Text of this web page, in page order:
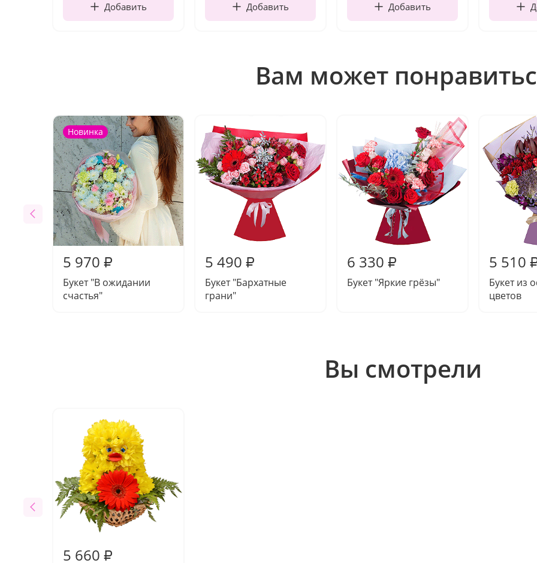
Добавить Добавить Добавить
Вам может
Новинка
5 970 ₽
Букет "В ожидании
счастья"
5 490 ₽
Букет "Бархатные
грани"
6 330 ₽
Букет "Яркие грёзы"
5 510
Букет из
цветов
Вы смотрели
5 660 ₽